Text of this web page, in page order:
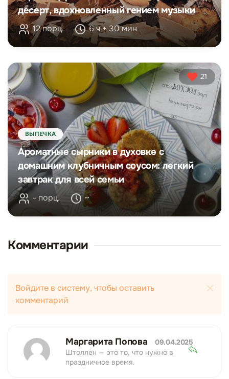
десерт, вдохновленный гением музыки
12 порц. 6 ч + 30 мин
21
ВЫПЕЧКА
Ароматные сырники в духовке с
домашним клубничным соусом: легкий
завтрак для всей семьи
- порц. ~
Комментарии
Войдите в систему, чтобы оставить
комментарий
Маргарита Попова
09.04.2025
Штоллен — это то, что нужно в
праздничное время.